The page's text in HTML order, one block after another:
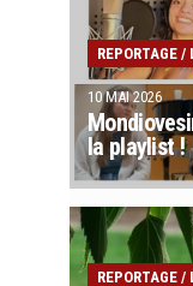
REPORTAGE /
10 MAI 2026
la playlist !
REPORTAGE /